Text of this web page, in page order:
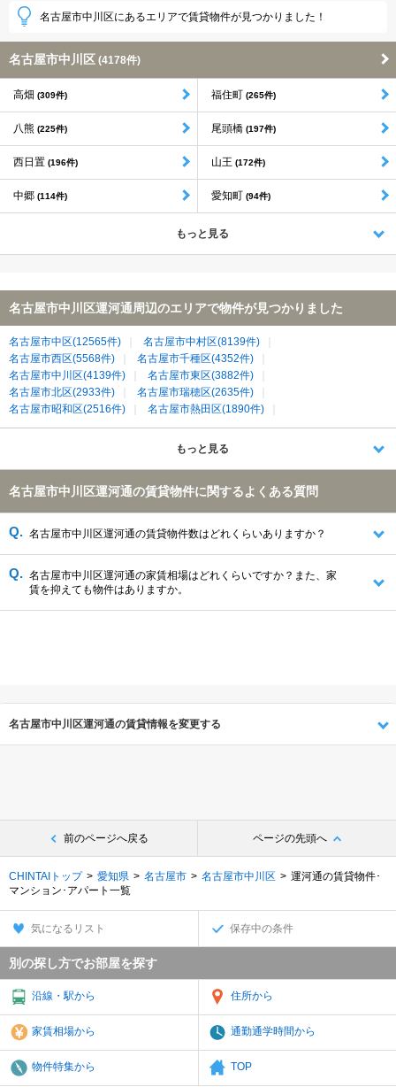
名古屋市中川区にあるエリアで賃貸物件が見つかりました！
名古屋市中川区 (4178件)
高畑 (309件) 福住町 (265件)
八熊 (225件) 尾頭橋 (197件)
西日置 (196件) 山王 (172件)
中郷 (114件) 愛知町 (94件)
もっと見る
名古屋市中川区運河通周辺のエリアで物件が見つかりました
名古屋市中区(12565件)
名古屋市中村区(8139件)
名古屋市西区(5568件)
名古屋市千種区(4352件)
名古屋市中川区(4139件)
名古屋市東区(3882件)
名古屋市北区(2933件)
名古屋市瑞穂区(2635件)
名古屋市昭和区(2516件)
名古屋市熱田区(1890件)
名古屋市南区(1871件)
名古屋市緑区(1455件)
清須市(642件)
もっと見る
名古屋市中川区運河通の賃貸物件に関するよくある質問
名古屋市中川区運河通の賃貸物件数はどれくらいありますか？
名古屋市中川区運河通の家賃相場はどれくらいですか？また、家
賃を抑えても物件はありますか。
名古屋市中川区運河通の賃貸情報を変更する
前のページへ戻る ページの先頭へ
CHINTAIトップ 愛知県 名古屋市 名古屋市中川区
運河通の賃貸物件･
マンション･アパート一覧
気になるリスト 保存中の条件
別の探し方でお部屋を探す
沿線・駅から 住所から
家賃相場から 通勤通学時間から
物件特集から TOP